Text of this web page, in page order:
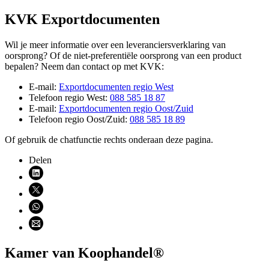
KVK Exportdocumenten
Wil je meer informatie over een leveranciersverklaring van
oorsprong? Of de niet-preferentiële oorsprong van een product
bepalen? Neem dan contact op met KVK:
E-mail: Exportdocumenten regio West
Telefoon regio West: 088 585 18 87
E-mail: Exportdocumenten regio Oost/Zuid
Telefoon regio Oost/Zuid: 088 585 18 89
Of gebruik de chatfunctie rechts onderaan deze pagina.
Delen
Deel via LinkedIn (opent nieuw venster)
Deel via X (opent nieuw venster)
Deel via WhatsApp (opent WhatsApp)
Deel via email (opent email programma)
Kamer van Koophandel®